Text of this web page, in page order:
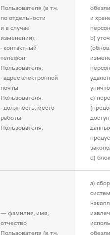
Пользователя (в т.ч.
по отдельности
и в случае
изменения);
- контактный
телефон
Пользователя;
- адрес электронной
почты
Пользователя;
- должность, место
работы
Пользователя.
и
b)
c)
d)
— фамилия, имя,
отчество
Пользователя (в т.ч.
a)